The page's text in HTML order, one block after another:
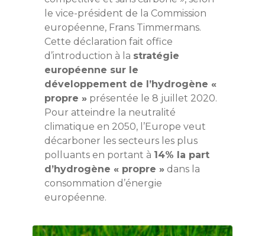
le vice-président de la Commission
européenne, Frans Timmermans.
Cette déclaration fait office
d’introduction à la stratégie
européenne sur le
développement de l’hydrogène «
propre » présentée le 8 juillet 2020.
Pour atteindre la neutralité
climatique en 2050, l’Europe veut
décarboner les secteurs les plus
polluants en portant à 14% la part
d’hydrogène « propre » dans la
consommation d’énergie
européenne.